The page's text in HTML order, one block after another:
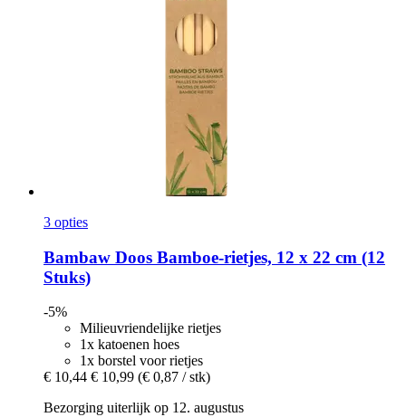
3 opties
Bambaw Doos Bamboe-​rietjes, 12 x 22 cm (12
Stuks)
-5%
Milieuvriendelijke rietjes
1x katoenen hoes
1x borstel voor rietjes
€ 10,44 € 10,99 (€ 0,87 / stk)
Bezorging uiterlijk op 12. augustus